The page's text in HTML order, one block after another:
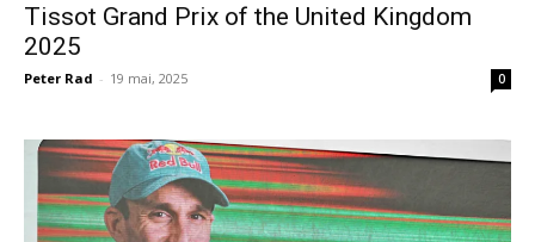
Tissot Grand Prix of the United Kingdom
2025
Peter Rad - 19 mai, 2025 0